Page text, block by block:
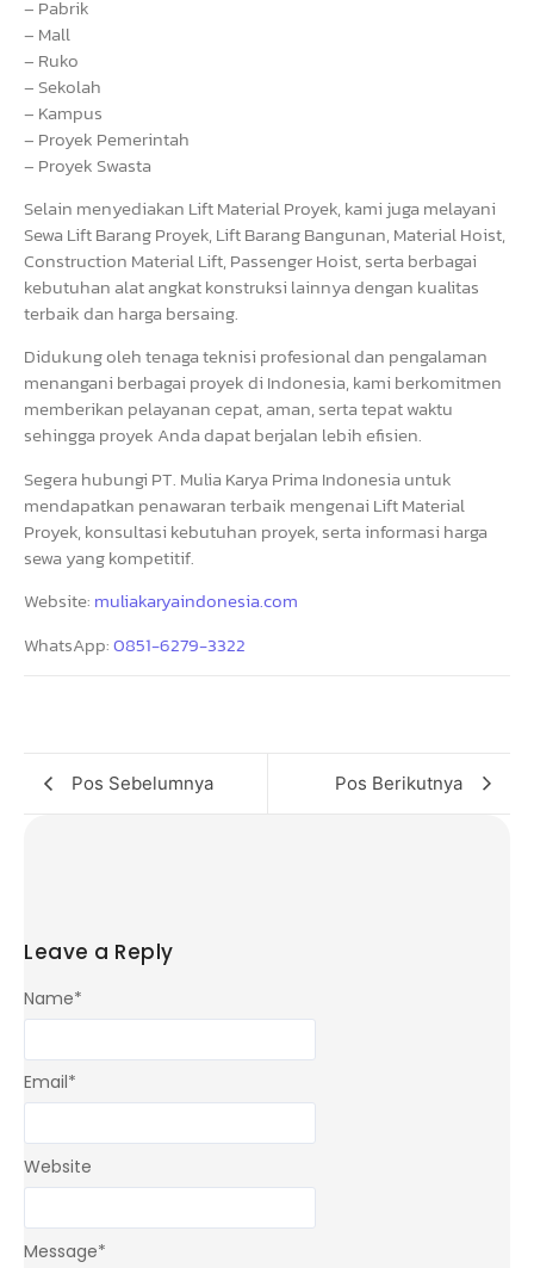
– Pabrik
– Mall
– Ruko
– Sekolah
– Kampus
– Proyek Pemerintah
– Proyek Swasta
Selain menyediakan Lift Material Proyek, kami juga melayani
Sewa Lift Barang Proyek, Lift Barang Bangunan, Material Hoist,
Construction Material Lift, Passenger Hoist, serta berbagai
kebutuhan alat angkat konstruksi lainnya dengan kualitas
terbaik dan harga bersaing.
Didukung oleh tenaga teknisi profesional dan pengalaman
menangani berbagai proyek di Indonesia, kami berkomitmen
memberikan pelayanan cepat, aman, serta tepat waktu
sehingga proyek Anda dapat berjalan lebih efisien.
Segera hubungi PT. Mulia Karya Prima Indonesia untuk
mendapatkan penawaran terbaik mengenai Lift Material
Proyek, konsultasi kebutuhan proyek, serta informasi harga
sewa yang kompetitif.
Website: muliakaryaindonesia.com
WhatsApp:0851-6279-3322
Pos Sebelumnya Pos Berikutnya
Leave a Reply
Message*
Name*
Email*
Website